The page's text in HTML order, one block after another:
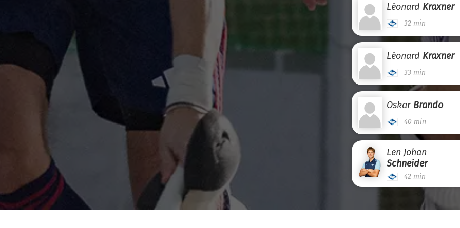
Léonard Kraxner
32 min
Léonard Kraxner
33 min
Oskar Brando
40 min
Len Johan
Schneider
42 min